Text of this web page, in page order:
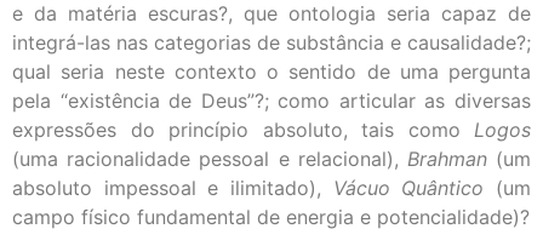
e da matéria escuras?, que ontologia seria capaz de
integrá-las nas categorias de substância e causalidade?;
qual seria neste contexto o sentido de uma pergunta
pela “existência de Deus”?; como articular as diversas
expressões do princípio absoluto, tais como Logos
(uma racionalidade pessoal e relacional), Brahman (um
absoluto impessoal e ilimitado), Vácuo Quântico (um
campo físico fundamental de energia e potencialidade)?